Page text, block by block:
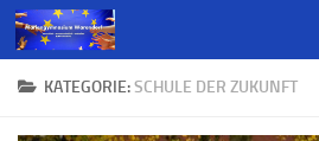
KATEGORIE:SCHULE DER ZUKUNFT